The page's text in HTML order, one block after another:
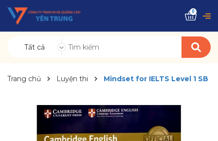
Tất cả
0
Trang chủ Luyện thi Mindset for IELTS Level 1 SB